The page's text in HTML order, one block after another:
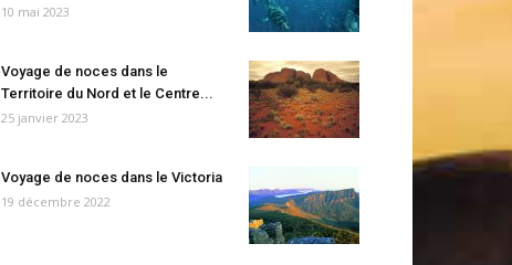
10 mai 2023
Voyage de noces dans le
Territoire du Nord et le Centre...
25 janvier 2023
Voyage de noces dans le Victoria
19 décembre 2022